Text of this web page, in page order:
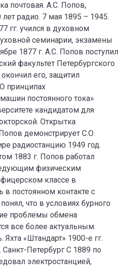
почтовая. А.С. Попов,
лет радио. 7 мая 1895 – 1945.
гг. учился в духовном
семинарии, экзамены
1877 г. А.С. Попов поступил
факультет Петербургского
его, защитил
принципах
постоянного тока»
кандидатом для
Открытка
демонстрирует С.О.
радиостанцию 1949 год.
1883 г. Попов работал
физическим
классе в
в постоянном контакте с
что в условиях бурного
проблемы обмена
все более актуальным.
Яхта «Штандарт» 1900-е гг.
Петербург С 1889 по
электростанцией,